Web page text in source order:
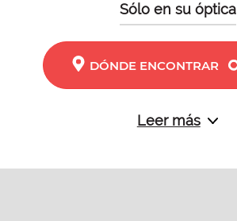
Sólo en su óptica
DÓNDE ENCONTRAR
Leer más